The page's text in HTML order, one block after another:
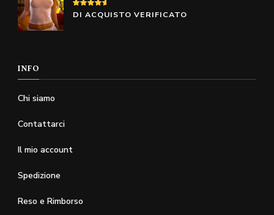
prodotto
VALUTATO
5SU 5
DI ACQUISTO VERIFICATO
INFO
Chi siamo
Contattarci
Il mio account
Spedizione
Reso e Rimborso